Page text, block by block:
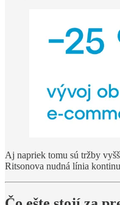
Aj napriek tomu sú tržby
Ritsonova nudná línia